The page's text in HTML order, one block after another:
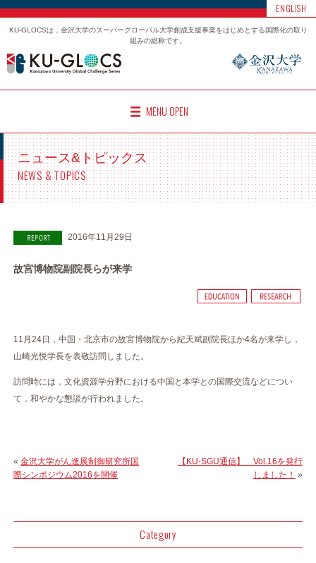
ENGLISH
KU-GLOCSは，金沢大学のスーパーグローバル大学創成支援事業をはじめとする国際化の取り
組みの総称です。
MENU OPEN
ニュース&トピックス
NEWS & TOPICS
2016年11月29日
故宮博物院副院長らが来学
11月24日，中国・北京市の故宮博物院から紀天斌副院長ほか4名が来学し，
山崎光悦学長を表敬訪問しました。
訪問時には，文化資源学分野における中国と本学との国際交流などについ
て，和やかな懇談が行われました。
«金沢大学がん進展制御研究所国
際シンポジウム2016を開催
【KU-SGU通信】 Vol.16を発行
しました！ »
Category